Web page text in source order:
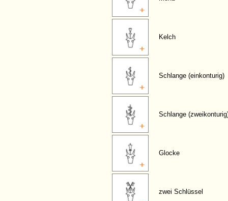
Kelch
Schlange (einkonturig)
Schlange
Glocke
zwei Schlüssel